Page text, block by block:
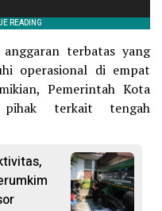
terbatas yang
operasional di empat
Pemerintah Kota
pihak terkait tengah